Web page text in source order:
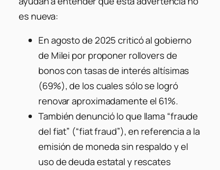
es nueva:
En agosto de 2025 criticó al gobierno
de Milei por proponer rollovers de
bonos con tasas de interés altísimas
(69%), de los cuales sólo se logró
renovar aproximadamente el 61%.
También denunció lo que llama “fraude
del fiat” (“fiat fraud”), en referencia a la
emisión de moneda sin respaldo y el
uso de deuda estatal y rescates